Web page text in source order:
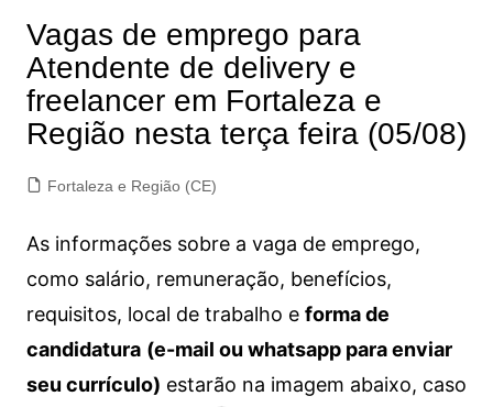
Vagas de emprego para
Atendente de delivery e
freelancer em Fortaleza e
Região nesta terça feira (05/08)
Fortaleza e Região (CE)
As informações sobre a vaga de emprego,
como salário, remuneração, benefícios,
requisitos, local de trabalho e forma de
candidatura (e-mail ou whatsapp para enviar
seu currículo) estarão na imagem abaixo, caso